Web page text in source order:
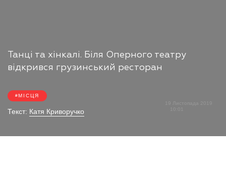
Танці та хінкалі. Біля Оперного театру
відкрився грузинський ресторан
МІСЦЯ
Текст: Катя Криворучко
19 Листопада 2019